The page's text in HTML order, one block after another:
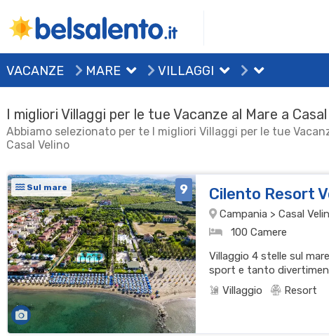
VACANZE MARE VILLAGGI
I migliori Villaggi per le tue Vacanze al Mare a Casal
Abbiamo selezionato per te I migliori Villaggi per le tue
Casal Velino
Sul mare 9 Cilento Resort
Campania > Casal
100 Camere
Villaggio 4 stelle sul
sport e tanto
Villaggio
Resort